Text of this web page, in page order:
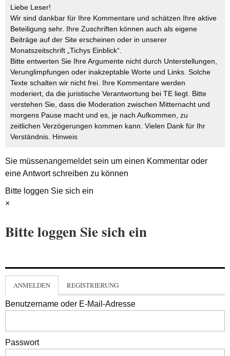
Liebe Leser!
Wir sind dankbar für Ihre Kommentare und schätzen Ihre aktive
Beteiligung sehr. Ihre Zuschriften können auch als eigene
Beiträge auf der Site erscheinen oder in unserer
Monatszeitschrift „Tichys Einblick“.
Bitte entwerten Sie Ihre Argumente nicht durch Unterstellungen,
Verunglimpfungen oder inakzeptable Worte und Links. Solche
Texte schalten wir nicht frei. Ihre Kommentare werden
moderiert, da die juristische Verantwortung bei TE liegt. Bitte
verstehen Sie, dass die Moderation zwischen Mitternacht und
morgens Pause macht und es, je nach Aufkommen, zu
zeitlichen Verzögerungen kommen kann. Vielen Dank für Ihr
Verständnis. Hinweis
Sie müssenangemeldetsein um einen Kommentar oder
eine Antwort schreiben zu können
Bitte loggen Sie sich ein
×
Bitte loggen Sie sich ein
ANMELDEN REGISTRIERUNG
Benutzername oder E-Mail-Adresse
Passwort